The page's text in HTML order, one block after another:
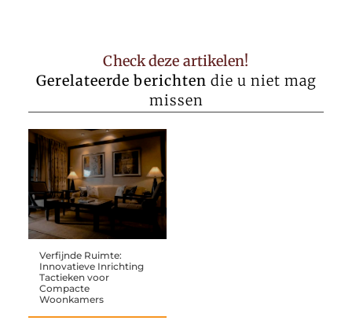
Check deze artikelen!
Gerelateerde berichten die u niet mag
missen
Verfijnde Ruimte:
Innovatieve Inrichting
Tactieken voor
Compacte
Woonkamers